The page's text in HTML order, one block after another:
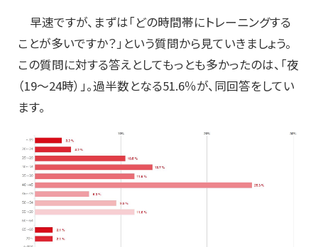
早速ですが、まずは「どの時間帯にトレーニングする
ことが多いですか？」という質問から見ていきましょう。
この質問に対する答えとしてもっとも多かったのは、「夜
（19～24時）」。過半数となる51.6％が、同回答をしてい
ます。